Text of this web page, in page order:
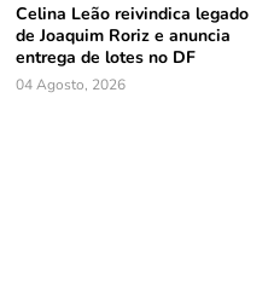
Celina Leão reivindica legado
de Joaquim Roriz e anuncia
entrega de lotes no DF
04 Agosto, 2026